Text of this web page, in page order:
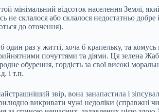
мінімальний відсоток населення Землі,
не склалося або склалося недостатньо
до оточення).
б один раз у житті, хоча б крапельку, та
почуттями та діями. Ця зелена
обурення, гордість за свої високі
і т.п.
звір, вона занапастила і
викривати чужі недоліки